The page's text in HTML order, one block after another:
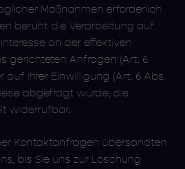
Maßnahmen erforderlich
beruht die Verarbeitung auf
an der effektiven
gerichteten Anfragen (Art. 6
auf Ihrer Einwilligung (Art. 6 Abs.
abgefragt wurde; die
widerrufbar.
Kontaktanfragen übersandten
bis Sie uns zur Löschung